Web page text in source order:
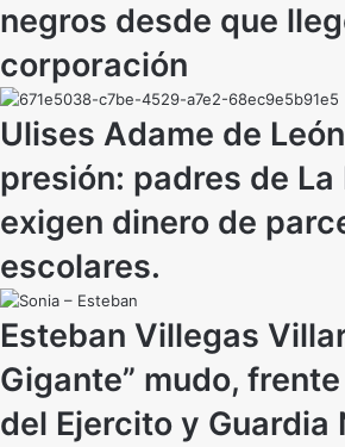
negros desde que
corporación
Ulises Adame de
presión: padres de La
exigen dinero de
escolares.
Esteban Villegas
Gigante” mudo,
del Ejercito y Guardia